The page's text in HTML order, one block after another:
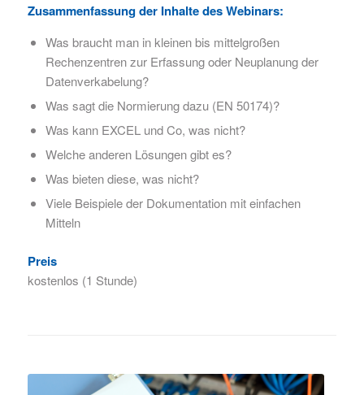
Zusammenfassung der Inhalte des Webinars:
Was braucht man in kleinen bis mittelgroßen
Rechenzentren zur Erfassung oder Neuplanung der
Datenverkabelung?
Was sagt die Normierung dazu (EN 50174)?
Was kann EXCEL und Co, was nicht?
Welche anderen Lösungen gibt es?
Was bieten diese, was nicht?
Viele Beispiele der Dokumentation mit einfachen
Mitteln
Preis
kostenlos (1 Stunde)